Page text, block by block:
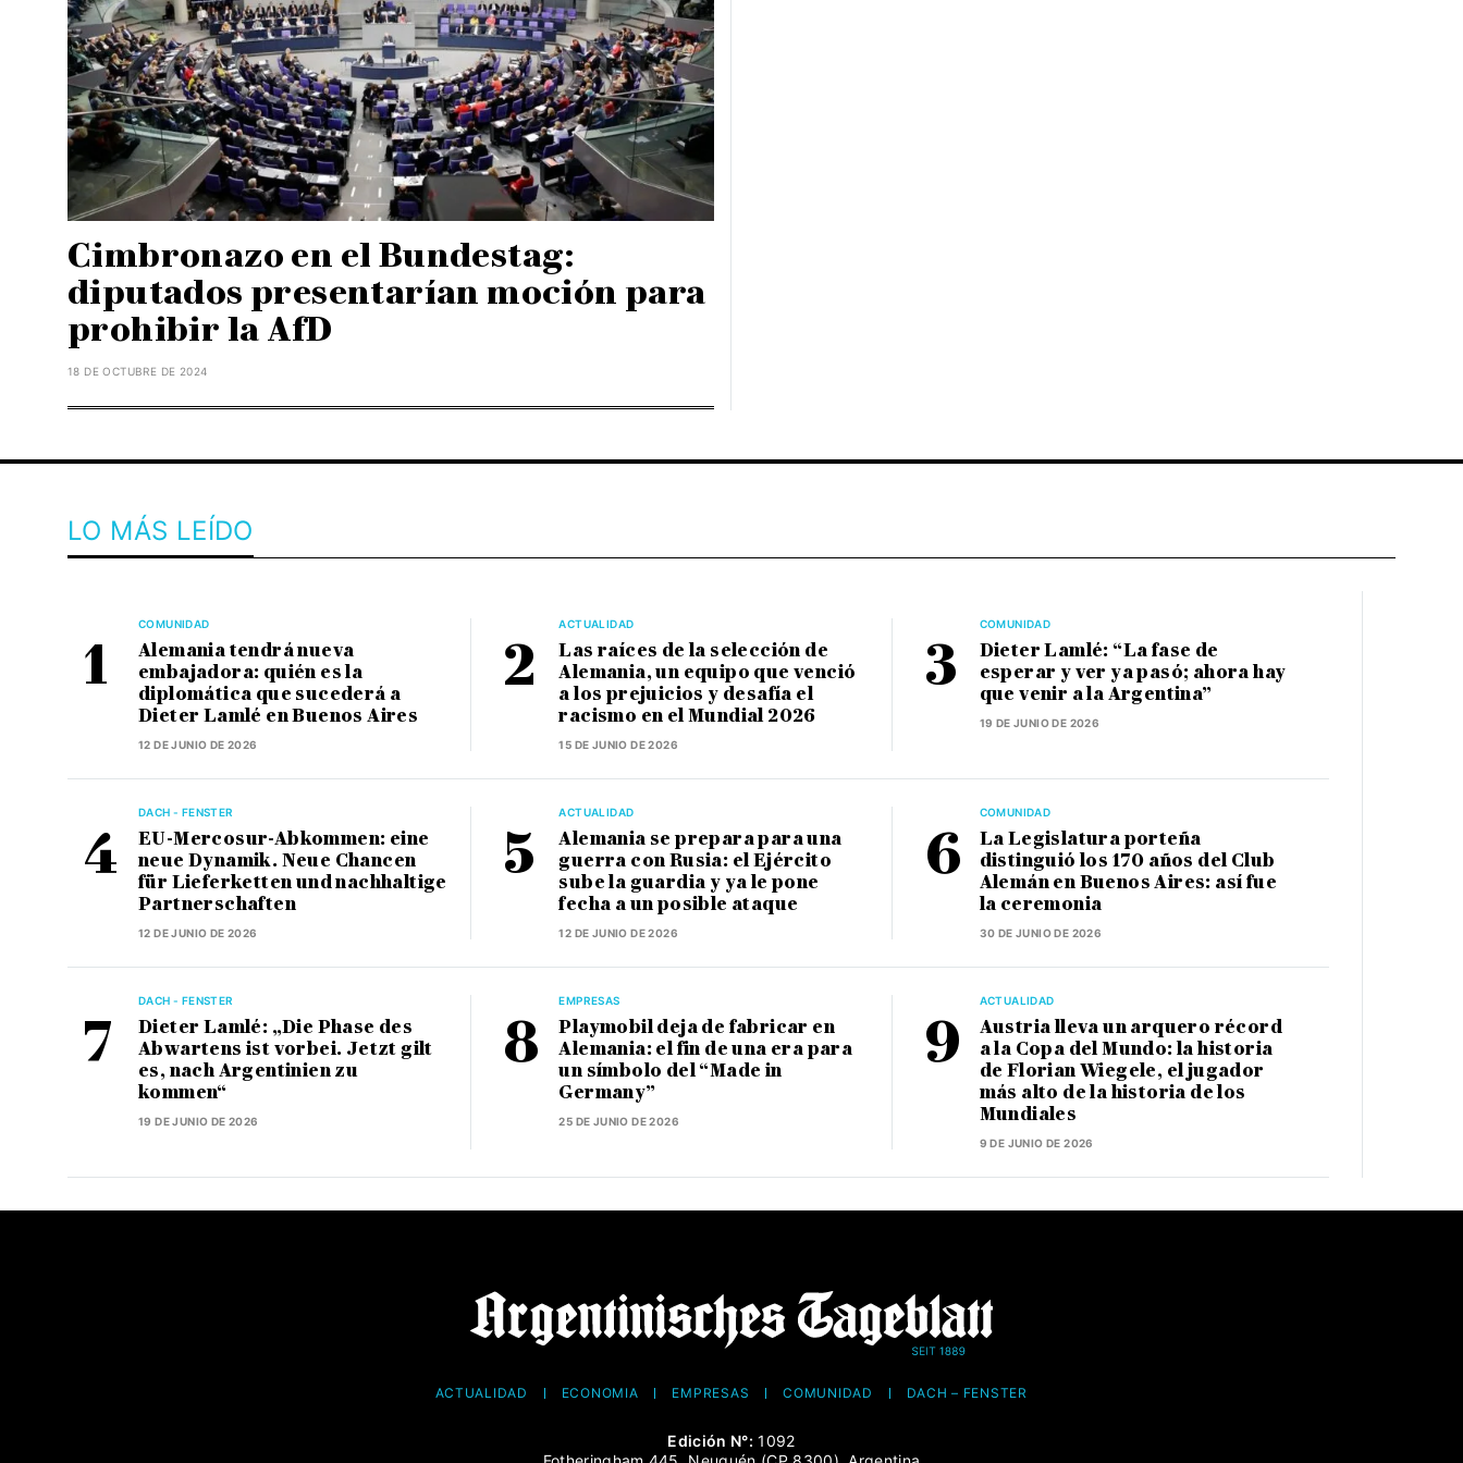
Cimbronazo en el Bundestag:
diputados presentarían moción para
prohibir la AfD
18 DE OCTUBRE DE 2024
LO MÁS LEÍDO
COMUNIDAD
Alemania tendrá nueva
embajadora: quién es la
diplomática que sucederá a
Dieter Lamlé en Buenos Aires
12 DE JUNIO DE 2026
ACTUALIDAD
Las raíces de la selección de
Alemania, un equipo que venció
a los prejuicios y desafía el
racismo en el Mundial 2026
15 DE JUNIO DE 2026
COMUNIDAD
Dieter Lamlé: “La fase de
esperar y ver ya pasó; ahora hay
que venir a la Argentina”
19 DE JUNIO DE 2026
DACH - FENSTER
EU-Mercosur-Abkommen: eine
neue Dynamik. Neue Chancen
für Lieferketten und nachhaltige
Partnerschaften
12 DE JUNIO DE 2026
ACTUALIDAD
Alemania se prepara para una
guerra con Rusia: el Ejército
sube la guardia y ya le pone
fecha a un posible ataque
12 DE JUNIO DE 2026
COMUNIDAD
La Legislatura porteña
distinguió los 170 años del Club
Alemán en Buenos Aires: así fue
la ceremonia
30 DE JUNIO DE 2026
DACH - FENSTER
Dieter Lamlé: „Die Phase des
Abwartens ist vorbei. Jetzt gilt
es, nach Argentinien zu
kommen“
19 DE JUNIO DE 2026
EMPRESAS
Playmobil deja de fabricar en
Alemania: el fin de una era para
un símbolo del “Made in
Germany”
25 DE JUNIO DE 2026
ACTUALIDAD
Austria lleva un arquero récord
a la Copa del Mundo: la historia
de Florian Wiegele, el jugador
más alto de la historia de los
Mundiales
9 DE JUNIO DE 2026
ACTUALIDAD ECONOMÍA EMPRESAS COMUNIDAD DACH – FENSTER
Edición N°: 1092